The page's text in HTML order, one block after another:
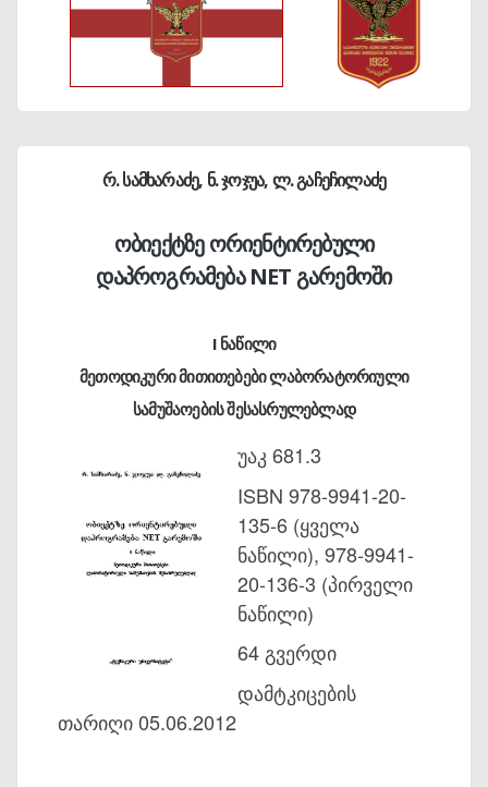
რ. სამხარაძე, ნ. ჯოჯუა, ლ. გაჩეჩილაძე
ობიექტზე ორიენტირებული
დაპროგრამება NET გარემოში
I ნაწილი
მეთოდიკური მითითებები ლაბორატორიული
სამუშაოების შესასრულებლად
უაკ 681.3
ISBN 978-9941-20-
135-6 (ყველა
ნაწილი), 978-9941-
20-136-3 (პირველი
ნაწილი)
64 გვერდი
დამტკიცების
თარიღი 05.06.2012